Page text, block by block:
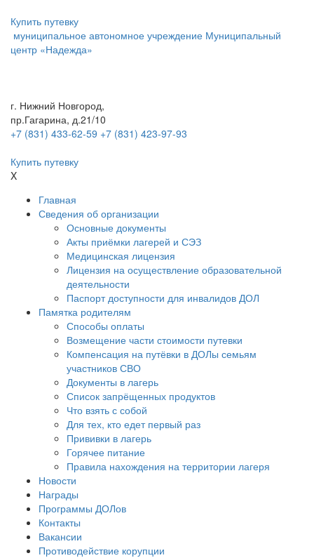
Купить путевку
муниципальное автономное учреждение Муниципальный
центр «Надежда»
г. Нижний Новгород,
пр.Гагарина, д.21/10
+7 (831) 433-62-59 +7 (831) 423-97-93
Купить путевку
X
Главная
Сведения об организации
Основные документы
Акты приёмки лагерей и СЭЗ
Медицинская лицензия
Лицензия на осуществление образовательной
деятельности
Паспорт доступности для инвалидов ДОЛ
Памятка родителям
Способы оплаты
Возмещение части стоимости путевки
Компенсация на путёвки в ДОЛы семьям
участников СВО
Документы в лагерь
Список запрёщенных продуктов
Что взять с собой
Для тех, кто едет первый раз
Прививки в лагерь
Горячее питание
Правила нахождения на территории лагеря
Новости
Награды
Программы ДОЛов
Контакты
Вакансии
Противодействие корупции